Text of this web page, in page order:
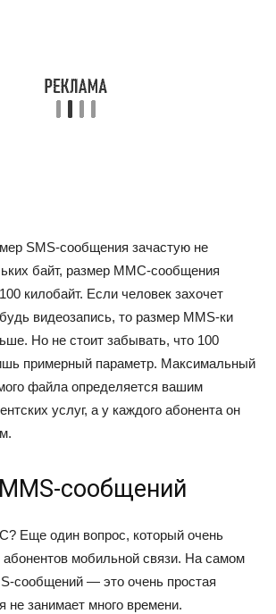
SMS-сообщения зачастую не
байт, размер ММС-сообщения
килобайт. Если человек захочет
видеозапись, то размер MMS-ки
Но не стоит забывать, что 100
примерный параметр. Максимальный
файла определяется вашим
услуг, а у каждого абонента он
сообщений
Еще один вопрос, который очень
абонентов мобильной связи. На самом
сообщений — это очень простая
не занимает много времени.